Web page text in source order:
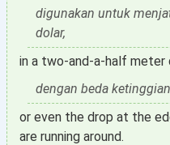
digunakan untuk
dolar,
in a two-and-a-half meter
dengan beda
or even the drop at the
are running around.